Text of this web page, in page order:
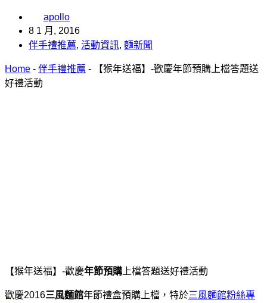
apollo
8 1 月, 2016
伴手禮推薦, 活動資訊, 麵新聞
Home - 伴手禮推薦 -
【猴年送福】-歡慶年節預購上檔答題送
好禮活動
【猴年送福】-歡慶年節預購 上檔答題送好禮活動
歡慶2016三風麵館年節禮盒預購上檔，特於三風麵館粉絲專